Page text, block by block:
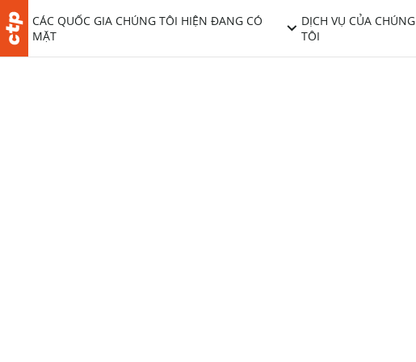
CÁC QUỐC GIA CHÚNG TÔI HIỆN ĐANG CÓ
MẶT
DỊCH VỤ CỦA CHÚNG
TÔI